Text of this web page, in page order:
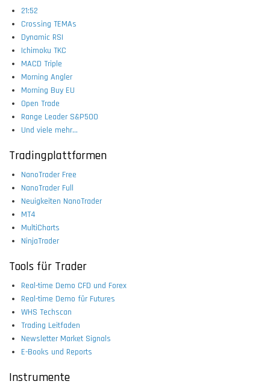
21:52
Crossing TEMAs
Dynamic RSI
Ichimoku TKC
MACD Triple
Morning Angler
Morning Buy EU
Open Trade
Range Leader S&P500
Und viele mehr...
Tradingplattformen
NanoTrader Free
NanoTrader Full
Neuigkeiten NanoTrader
MT4
MultiCharts
NinjaTrader
Tools für Trader
Real-time Demo CFD und Forex
Real-time Demo für Futures
WHS Techscan
Trading Leitfaden
Newsletter Market Signals
E-Books und Reports
Instrumente